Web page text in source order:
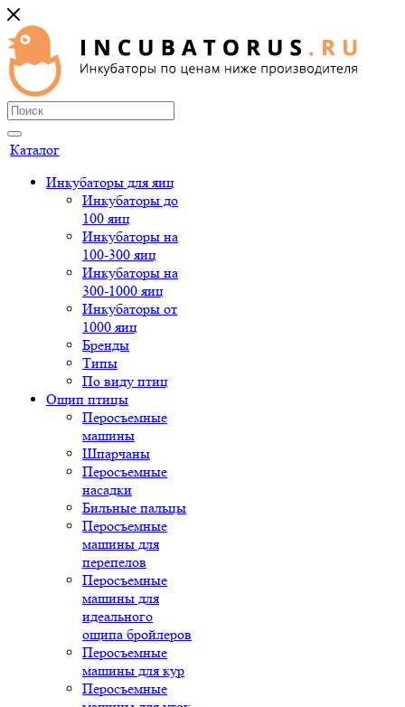
Каталог
Инкубаторы для яиц
Инкубаторы до
100 яиц
Инкубаторы на
100-300 яиц
Инкубаторы на
300-1000 яиц
Инкубаторы от
1000 яиц
Бренды
Типы
По виду птиц
Ощип птицы
Перосъемные
машины
Шпарчаны
Перосъемные
насадки
Бильные пальцы
Перосъемные
машины для
перепелов
Перосъемные
машины для
идеального
ощипа бройлеров
Перосъемные
машины для кур
Перосъемные